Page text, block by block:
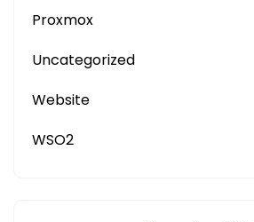
Proxmox
Uncategorized
Website
WSO2